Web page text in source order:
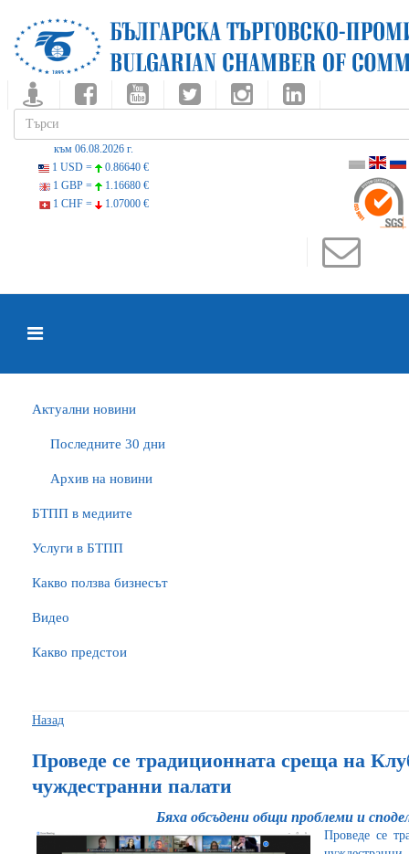
към 06.08.2026 г.
1 USD =
0.86640 €
1 GBP =
1.16680 €
1 CHF =
1.07000 €
Актуални новини
Последните 30 дни
Архив на новини
БTПП в медиите
Услуги в БТПП
Какво ползва бизнесът
Видео
Какво предстои
Назад
Проведе се традиционната среща на
чуждестранни палати
Бяха обсъдени общи проблеми и
Проведе се